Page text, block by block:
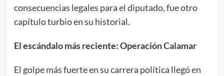
consecuencias legales para el diputado, fue otro
capítulo turbio en su historial.
El escándalo más reciente: Operación Calamar
El golpe más fuerte en su carrera política llegó en